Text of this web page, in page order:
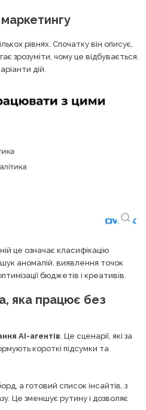
маркетингу
рівнях. Спочатку він описує,
зрозуміти, чому це відбувається.
дій.
це означає класифікацію
аномалій, виявлення точок
бюджетів і креативів.
яка працює без
AI-агентів . Це сценарії, які за
короткі підсумки та
а готовий список інсайтів, з
Це зменшує рутину і дозволяє